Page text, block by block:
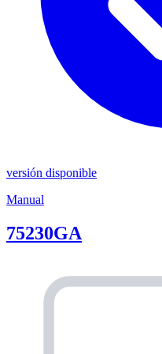
versión disponible
Manual
75230GA